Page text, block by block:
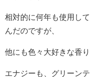
相対的に何年も使用し
んだのですが、
他にも色々大好きな香り
エナジーも、グリーン